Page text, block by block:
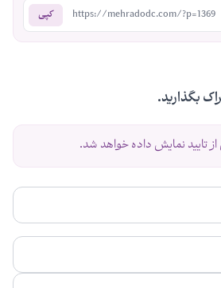
https://mehradodc.com/?p=1369 کپی
بگذارید.
تایید نمایش داده خواهد شد.